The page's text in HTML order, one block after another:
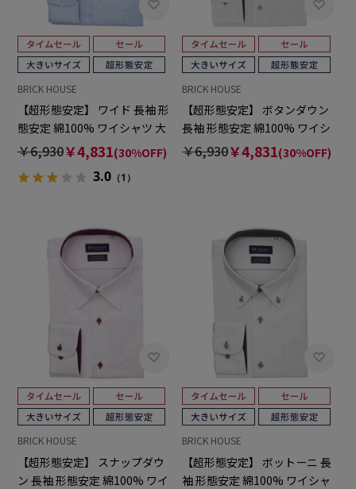
BRICK HOUSE
【超形態安定】 ワイド 長袖 形
態安定 綿100% ワイシャツ 大
きいサイズ
￥6,930￥4,831(30%OFF)
3.0（1）
BRICK HOUSE
【超形態安定】 ボタンダウン
長袖 形態安定 綿100% ワイシ
ャツ 大きいサイズ
￥6,930￥4,831(30%OFF)
BRICK HOUSE
【超形態安定】 スナップダウ
ン 長袖 形態安定 綿100% ワイ
BRICK HOUSE
【超形態安定】 ボットーニ 長
袖 形態安定 綿100% ワイシャ